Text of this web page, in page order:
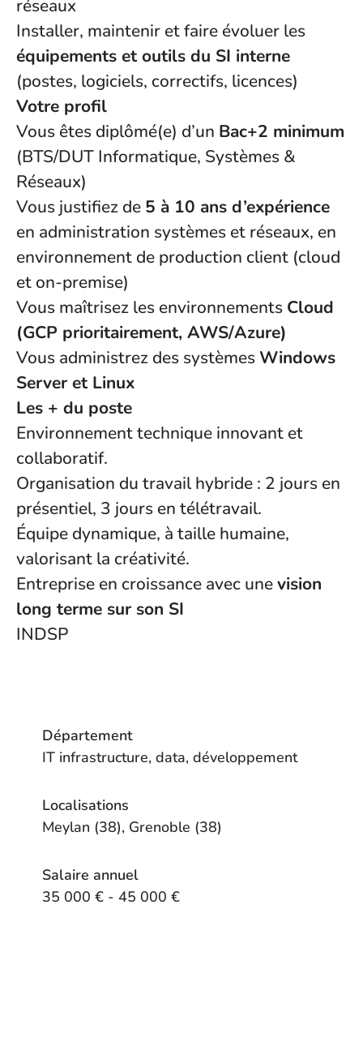
réseaux
Installer, maintenir et faire évoluer les
équipements et outils du SI interne
(postes, logiciels, correctifs, licences)
Votre profil
Vous êtes diplômé(e) d’un Bac+2 minimum
(BTS/DUT Informatique, Systèmes &
Réseaux)
Vous justifiez de 5 à 10 ans d’expérience
en administration systèmes et réseaux, en
environnement de production client (cloud
et on-premise)
Vous maîtrisez les environnements Cloud
(GCP prioritairement, AWS/Azure)
Vous administrez des systèmes Windows
Server et Linux
Les + du poste
Environnement technique innovant et
collaboratif.
Organisation du travail hybride : 2 jours en
présentiel, 3 jours en télétravail.
Équipe dynamique, à taille humaine,
valorisant la créativité.
Entreprise en croissance avec unevision
long terme sur son SI
INDSP
Département
IT infrastructure, data, développement
Localisations
Meylan (38), Grenoble (38)
Salaire annuel
35 000 € - 45 000 €